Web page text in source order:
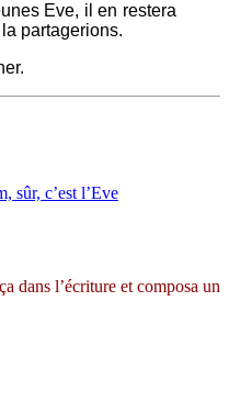
Eve, il en restera
partagerions.
sûr, c’est l’Eve
dans l’écriture et composa un